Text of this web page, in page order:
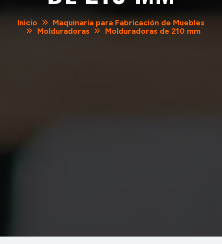
Inicio
Maquinaria para Fabricación de Muebles
Molduradoras
Molduradoras de 210 mm